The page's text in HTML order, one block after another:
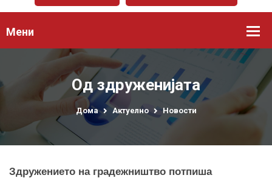
Мени
Од здруженијата
Дома Актуелно Новости
Здружението на градежништво потпиша